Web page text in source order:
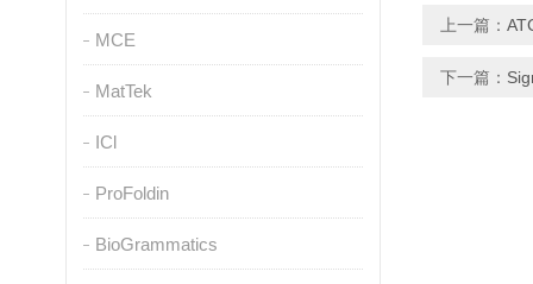
MCE
MatTek
ICl
ProFoldin
BioGrammatics
上一篇：
下一篇：